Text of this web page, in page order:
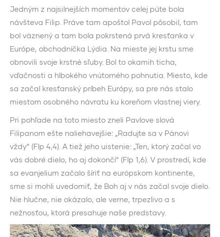
Jedným z najsilnejších momentov celej púte bola
návšteva Filip. Práve tam apoštol Pavol pôsobil, tam
bol väznený a tam bola pokrstená prvá kresťanka v
Európe, obchodníčka Lýdia. Na mieste jej krstu sme
obnovili svoje krstné sľuby. Bol to okamih ticha,
vďačnosti a hlbokého vnútorného pohnutia. Miesto, kde
sa začal kresťanský príbeh Európy, sa pre nás stalo
miestom osobného návratu ku koreňom vlastnej viery.
Pri pohľade na toto miesto zneli Pavlove slová
Filipanom ešte naliehavejšie: „Radujte sa v Pánovi
vždy“ (Flp 4,4). A tiež jeho uistenie: „Ten, ktorý začal vo
vás dobré dielo, ho aj dokončí“ (Flp 1,6). V prostredí, kde
sa evanjelium začalo šíriť na európskom kontinente,
sme si mohli uvedomiť, že Boh aj v nás začal svoje dielo.
Nie hlučne, nie okázalo, ale verne, trpezlivo a s
nežnosťou, ktorá presahuje naše predstavy.